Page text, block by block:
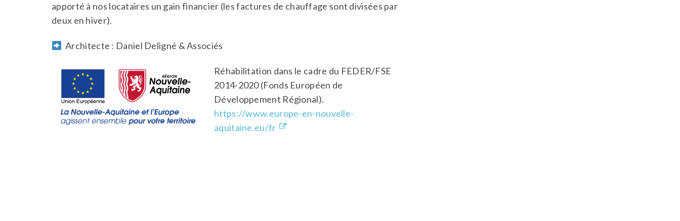
apporté à nos locataires un gain financier (les factures de chauffage sont divisées par
deux en hiver).
Architecte : Daniel Deligné & Associés
Réhabilitation dans le cadre du FEDER/FSE
2014-2020 (Fonds Européen de
Développement Régional).
https://www.europe-en-nouvelle-
aquitaine.eu/fr